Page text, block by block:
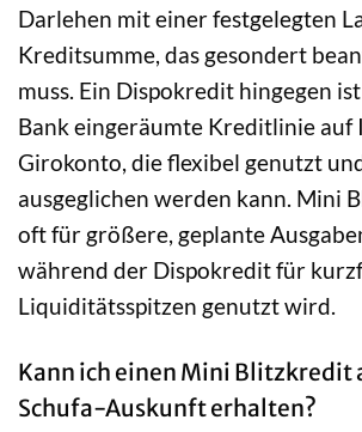
Darlehen mit einer festgelegten
Kreditsumme, das gesondert
muss. Ein Dispokredit hingegen
Bank eingeräumte Kreditlinie auf
Girokonto, die flexibel genutzt
ausgeglichen werden kann. Mini
oft für größere, geplante
während der Dispokredit für
Liquiditätsspitzen genutzt wird.
Kann ich einen Mini Blitzkredit
Schufa-Auskunft erhalten?